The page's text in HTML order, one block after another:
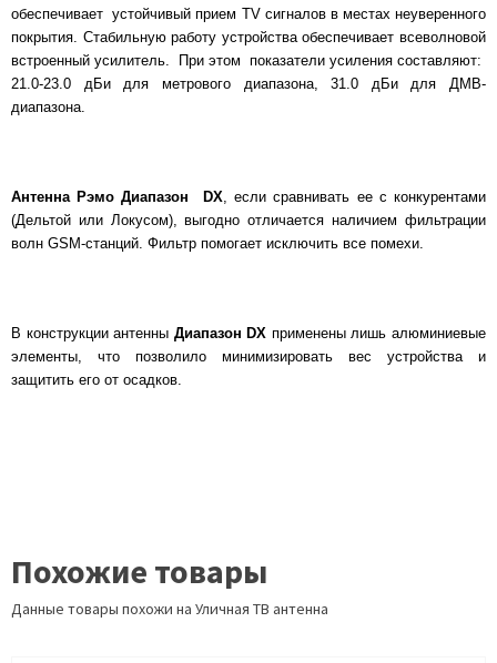
обеспечивает устойчивый прием TV сигналов в местах неуверенного
покрытия. Стабильную работу устройства обеспечивает всеволновой
встроенный усилитель. При этом показатели усиления составляют:
21.0-23.0 дБи для метрового диапазона, 31.0 дБи для ДМВ-
диапазона.
Антенна Рэмо Диапазон DX, если сравнивать ее с конкурентами
(Дельтой или Локусом), выгодно отличается наличием фильтрации
волн GSM-станций. Фильтр помогает исключить все помехи.
В конструкции антенны Диапазон DX применены лишь алюминиевые
элементы, что позволило минимизировать вес устройства и
защитить его от осадков.
Похожие товары
Данные товары похожи на Уличная ТВ антенна